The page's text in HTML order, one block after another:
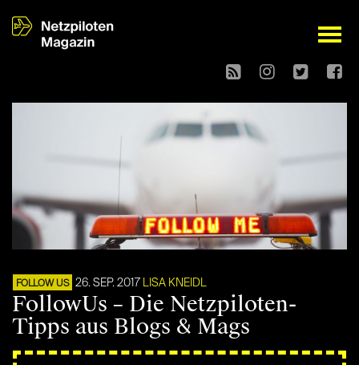
open
FOLLOW US 26. SEP. 2017 LISA KNEIDL
FollowUs – Die Netzpiloten-
Tipps aus Blogs & Mags